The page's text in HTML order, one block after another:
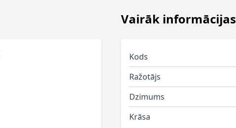
Vairāk informācijas
Kods
Ražotājs
Dzimums
Krāsa